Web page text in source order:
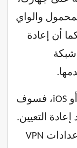
والواي
أن إعادة
شبكة
إذا كنت تستخدم جهاز Android أو iOS، فسوف
التعيين.
ستحتاج أيضًا إلى إعادة تكوين إعدادات VPN